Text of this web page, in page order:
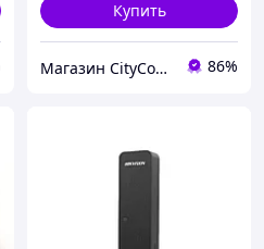
Купить
Магазин CityCom.kz +7-727-250-1209 86%